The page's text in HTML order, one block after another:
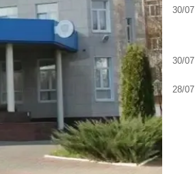
30/07
30/07
28/07